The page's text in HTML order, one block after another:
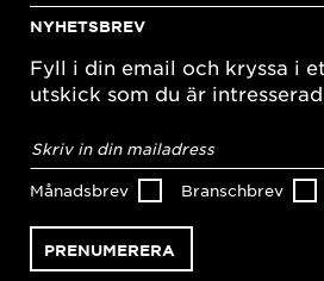
NYHETSBREV
Fyll i din email och kryssa i
utskick som du är intresserad
postadress*
Månadsbrev Branschbrev